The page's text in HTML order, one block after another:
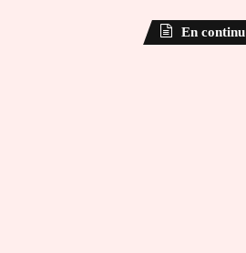
En continu